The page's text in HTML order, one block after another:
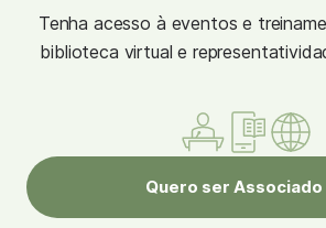
Tenha acesso à eventos e
biblioteca virtual e
Quero ser Associado